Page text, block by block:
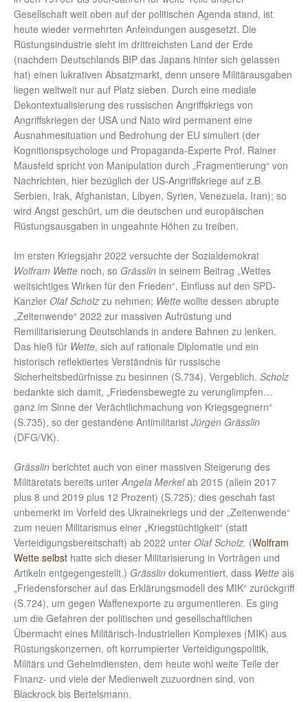
Gesellschaft weit oben auf der politischen Agenda stand, ist
heute wieder vermehrten Anfeindungen ausgesetzt. Die
Rüstungsindustrie sieht im drittreichsten Land der Erde
(nachdem Deutschlands BIP das Japans hinter sich gelassen
hat) einen lukrativen Absatzmarkt, denn unsere Militärausgaben
liegen weltweit nur auf Platz sieben. Durch eine mediale
Dekontextualisierung des russischen Angriffskriegs von
Angriffskriegen der USA und Nato wird permanent eine
Ausnahmesituation und Bedrohung der EU simuliert (der
Kognitionspsychologe und Propaganda-Experte Prof. Rainer
Mausfeld spricht von Manipulation durch „Fragmentierung“ von
Nachrichten, hier bezüglich der US-Angriffskriege auf z.B.
Serbien, Irak, Afghanistan, Libyen, Syrien, Venezuela, Iran); so
wird Angst geschürt, um die deutschen und europäischen
Rüstungsausgaben in ungeahnte Höhen zu treiben.
Im ersten Kriegsjahr 2022 versuchte der Sozialdemokrat
Wolfram Wette noch, so Grässlin in seinem Beitrag „Wettes
weitsichtiges Wirken für den Frieden“, Einfluss auf den SPD-
Kanzler Olaf Scholz zu nehmen; Wette wollte dessen abrupte
„Zeitenwende“ 2022 zur massiven Aufrüstung und
Remilitarisierung Deutschlands in andere Bahnen zu lenken.
Das hieß für Wette, sich auf rationale Diplomatie und ein
historisch reflektiertes Verständnis für russische
Sicherheitsbedürfnisse zu besinnen (S.734). Vergeblich. Scholz
bedankte sich damit, „Friedensbewegte zu verunglimpfen…
ganz im Sinne der Verächtlichmachung von Kriegsgegnern“
(S.735), so der gestandene Antimilitarist Jürgen Grässlin
(DFG/VK).
Grässlin berichtet auch von einer massiven Steigerung des
Militäretats bereits unterAngela Merkelab 2015 (allein 2017
plus 8 und 2019 plus 12 Prozent) (S.725); dies geschah fast
unbemerkt im Vorfeld des Ukrainekriegs und der „Zeitenwende“
zum neuen Militarismus einer „Kriegstüchtigkeit“ (statt
Verteidigungsbereitschaft) ab 2022 unter Olaf Scholz. (Wolfram
Wette selbst hatte sich dieser Militarisierung in Vorträgen und
Artikeln entgegengestellt.) Grässlin dokumentiert, dass Wette als
„Friedensforscher auf das Erklärungsmodell des MIK“ zurückgriff
(S.724), um gegen Waffenexporte zu argumentieren. Es ging
um die Gefahren der politischen und gesellschaftlichen
Übermacht eines Militärisch-Industriellen Komplexes (MIK) aus
Rüstungskonzernen, oft korrumpierter Verteidigungspolitik,
Militärs und Geheimdiensten, dem heute wohl weite Teile der
Finanz- und viele der Medienwelt zuzuordnen sind, von
Blackrock bis Bertelsmann.